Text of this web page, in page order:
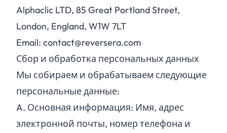
Alphaclic LTD, 85 Great Portland Street,
London, England, W1W 7LT
Email: contact@reversera.com
Сбор и обработка персональных данных
Мы собираем и обрабатываем следующие
персональные данные:
A. Основная информация: Имя, адрес
электронной почты, номер телефона и